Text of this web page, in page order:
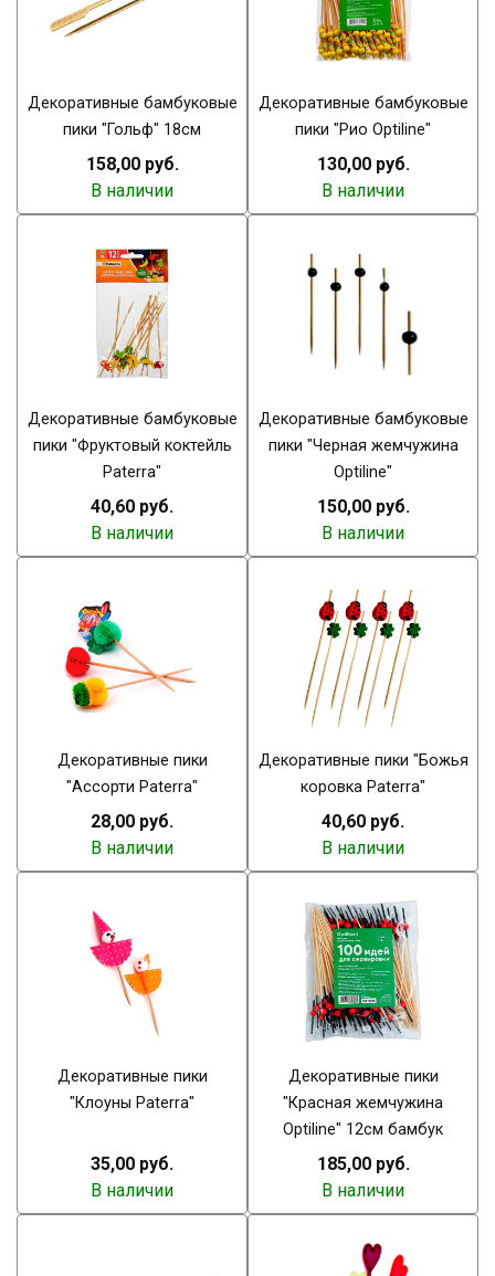
Декоративные бамбуковые
пики "Гольф" 18см
158,00 руб.
В наличии
Декоративные бамбуковые
пики "Рио Optiline"
130,00 руб.
В наличии
Декоративные бамбуковые
пики "Фруктовый коктейль
Paterra"
40,60 руб.
В наличии
Декоративные бамбуковые
пики "Черная жемчужина
Optiline"
150,00 руб.
В наличии
Декоративные пики
"Ассорти Paterra"
28,00 руб.
В наличии
Декоративные пики "Божья
коровка Paterra"
40,60 руб.
В наличии
Декоративные пики
"Клоуны Paterra"
35,00 руб.
В наличии
Декоративные пики
"Красная жемчужина
Optiline" 12см бамбук
185,00 руб.
В наличии